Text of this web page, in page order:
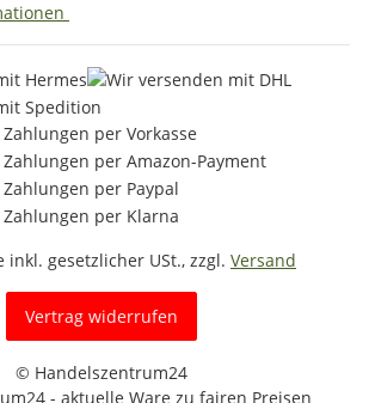
inkl. gesetzlicher USt., zzgl. Versand
Vertrag widerrufen
© Handelszentrum24
- aktuelle Ware zu fairen Preisen